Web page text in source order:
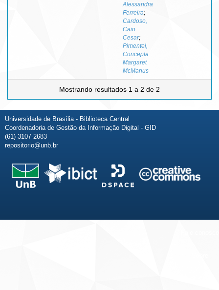
Alessandra
Ferreira;
Cardoso,
Caio
Cesar;
Pimentel,
Concepta
Margaret
McManus
Mostrando resultados 1 a 2 de 2
Universidade de Brasília - Biblioteca Central
Coordenadoria de Gestão da Informação Digital - GID
(61) 3107-2683
repositorio@unb.br